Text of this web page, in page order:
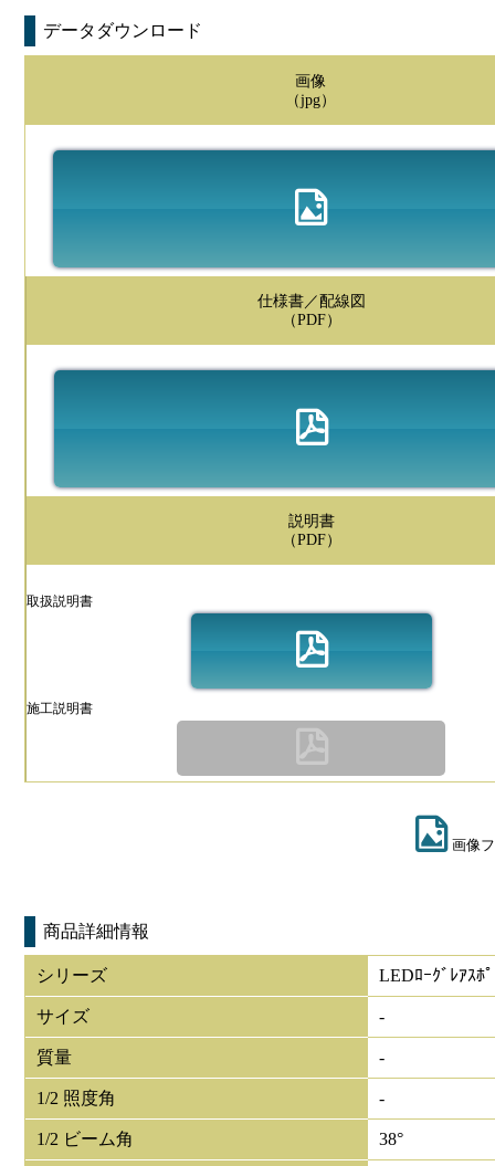
データダウンロード
画像
（jpg）
仕様書／配線図
（PDF）
説明書
（PDF）
取扱説明書
施工説明書
画像
商品詳細情報
シリーズ LEDﾛｰｸﾞﾚｱｽﾎ
サイズ -
質量 -
1/2 照度角 -
1/2 ビーム角 38°